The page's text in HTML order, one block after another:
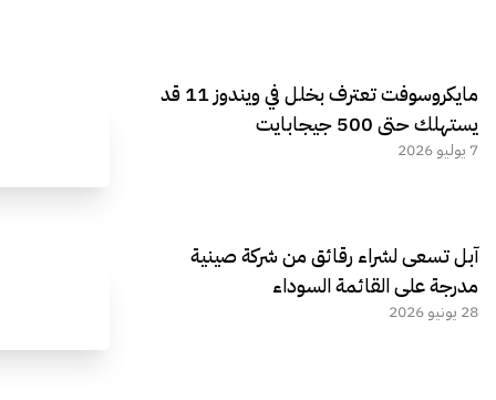
مايكروسوفت تعترف بخلل في ويندوز 11 قد
يستهلك حتى 500 جيجابايت
7 يوليو 2026
آبل تسعى لشراء رقائق من شركة صينية
مدرجة على القائمة السوداء
28 يونيو 2026